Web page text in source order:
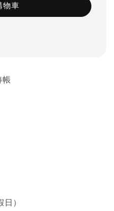
物車
帳
）